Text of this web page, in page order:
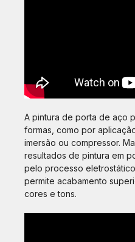
A pintura de porta de aço
formas, como por
imersão ou compressor.
resultados de pintura em
pelo processo
permite acabamento
cores e tons.